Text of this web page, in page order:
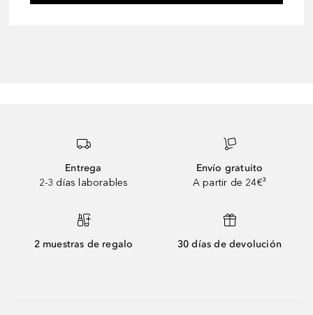
Entrega
2-3 días laborables
Envío gratuito
A partir de 24€³
2 muestras de regalo 30 días de devolución